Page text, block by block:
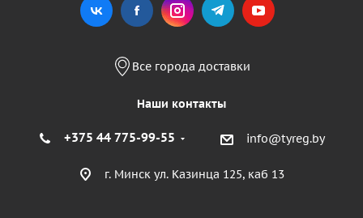
Все города доставки
Наши контакты
+375 44 775-99-55 info@tyreg.by
г. Минск ул. Казинца 125, каб 13